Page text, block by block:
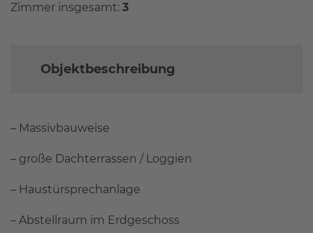
Zimmer insgesamt: 3
Objektbeschreibung
– Massivbauweise
– große Dachterrassen / Loggien
– Haustürsprechanlage
– Abstellraum im Erdgeschoss